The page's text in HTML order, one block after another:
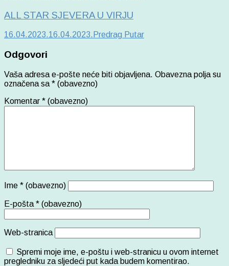
ALL STAR SJEVERA U VIRJU
16.04.2023.16.04.2023. Predrag Putar
Odgovori
Vaša adresa e-pošte neće biti objavljena. Obavezna polja su
označena sa * (obavezno)
Komentar * (obavezno)
Ime * (obavezno)
E-pošta * (obavezno)
Web-stranica
Spremi moje ime, e-poštu i web-stranicu u ovom internet
pregledniku za sljedeći put kada budem komentirao.